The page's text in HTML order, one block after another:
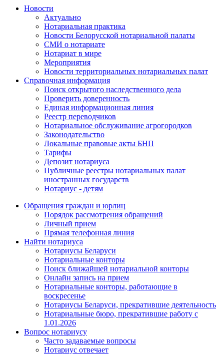
Новости
Актуально
Нотариальная практика
Новости Белорусской нотариальной палаты
СМИ о нотариате
Нотариат в мире
Мероприятия
Новости территориальных нотариальных палат
Справочная информация
Поиск открытого наследственного дела
Проверить доверенность
Единая информационная линия
Реестр переводчиков
Нотариальное обслуживание агрогородков
Законодательство
Локальные правовые акты БНП
Тарифы
Депозит нотариуса
Публичные реестры нотариальных палат
иностранных государств
Нотариус - детям
Обращения граждан и юрлиц
Порядок рассмотрения обращений
Личный прием
Прямая телефонная линия
Найти нотариуса
Нотариусы Беларуси
Нотариальные конторы
Поиск ближайшей нотариальной конторы
Онлайн запись на прием
Нотариальные конторы, работающие в
воскресенье
Нотариусы Беларуси, прекратившие деятельность
Нотариальные бюро, прекратившие работу с
1.01.2026
Вопрос нотариусу
Часто задаваемые вопросы
Нотариус отвечает